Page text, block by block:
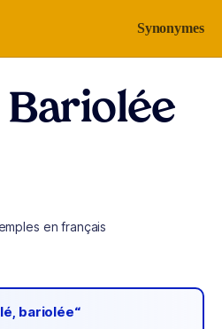
Synonymes
en français
bariolée“